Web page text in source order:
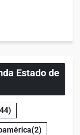
Estado de
(2)